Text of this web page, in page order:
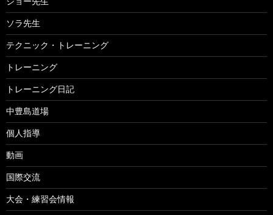
ソラ先生
テクニック・トレーニング
トレーニング
トレーニング日記
中豊島道場
個人指導
動画
国際交流
大会・練習会情報